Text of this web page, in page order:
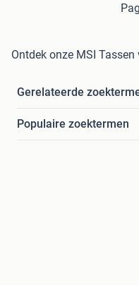
Ontdek onze MSI
Gerelateerde
Populaire zoektermen